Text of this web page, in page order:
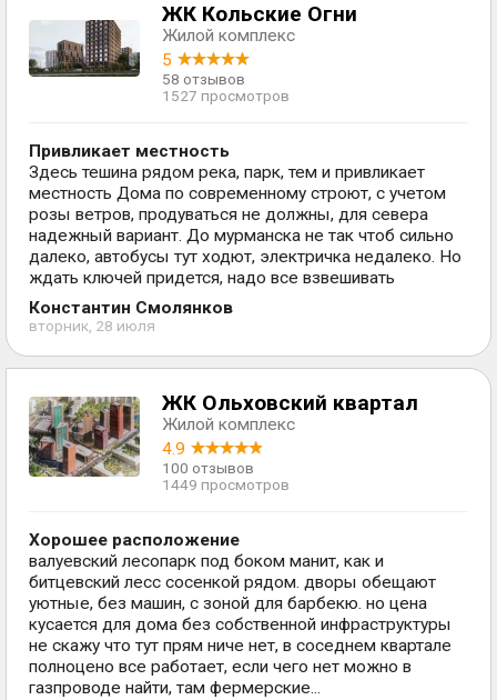
ЖК Кольские Огни
Жилой комплекс
5
58 отзывов
1527 просмотров
Привликает местность
Здесь тешина рядом река, парк, тем и привликает
местность Дома по современному строют, с учетом
розы ветров, продуваться не должны, для севера
надежный вариант. До мурманска не так чтоб сильно
далеко, автобусы тут ходют, электричка недалеко. Но
ждать ключей придется, надо все взвешивать
Константин Смолянков
вторник, 28 июля
ЖК Ольховский квартал
Жилой комплекс
4.9
100 отзывов
1449 просмотров
Хорошее расположение
валуевский лесопарк под боком манит, как и
битцевский лесс сосенкой рядом. дворы обещают
уютные, без машин, с зоной для барбекю. но цена
кусается для дома без собственной инфраструктуры
не скажу что тут прям ниче нет, в соседнем квартале
полноцено все работает, если чего нет можно в
газпроводе найти, там фермерские...